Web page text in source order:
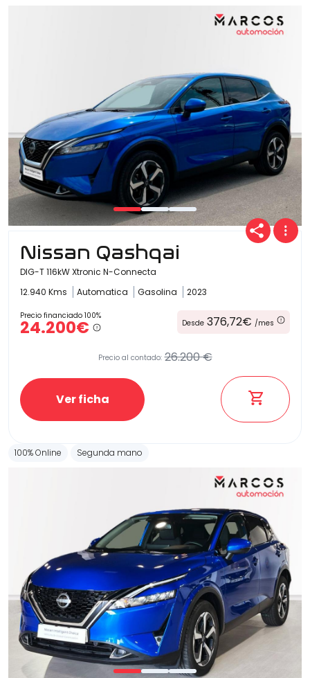
Nissan Qashqai
DIG-T 116kW Xtronic N-Connecta
12.940 Kms
Automatica Gasolina 2023
Precio financiado 100%
24.200€ Desde 376,72€ /mes
Precio al contado: 26.200 €
Ver ficha
100% Online Segunda mano